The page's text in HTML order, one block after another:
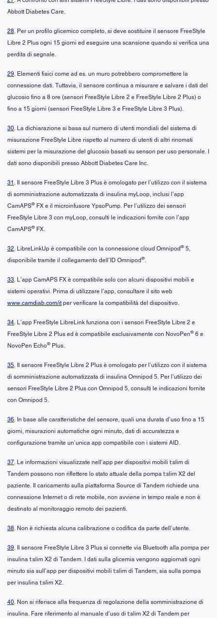
Abbott Diabetes Care.
28. Per un profilo glicemico completo, si deve sostituire il sensore FreeStyle
Libre 2 Plus ogni 15 giorni ed eseguire una scansione quando si verifica una
perdita di segnale.
29. Elementi fisici come ad es. un muro potrebbero compromettere la
connessione dati. Tuttavia, il sensore continua a misurare e salvare i dati del
glucosio fino a 8 ore (sensori FreeStyle Libre 2 e FreeStyle Libre 2 Plus) o
fino a 15 giorni (sensori FreeStyle Libre 3 e FreeStyle Libre 3 Plus).
30. La dichiarazione si basa sul numero di utenti mondiali del sistema di
misurazione FreeStyle Libre rispetto al numero di utenti di altri rinomati
sistemi per la misurazione del glucosio basati su sensori per uso personale. I
dati sono disponibili presso Abbott Diabetes Care Inc.
31 . Il sensore FreeStyle Libre 3 Plus è omologato per l’utilizzo con il sistema
di somministrazione automatizzata di insulina myLoop, inclusi l’app
CamAPS® FX e il microinfusore YpsoPump. Per l’utilizzo dei sensori
FreeStyle Libre 3 con myLoop, consulti le indicazioni fornite con l’app
CamAPS® FX.
32. LibreLinkUp è compatibile con la connessione cloud Omnipod® 5,
disponibile tramite il collegamento dell’ID Omnipod®.
33. L’app CamAPS FX è compatibile solo con alcuni dispositivi mobili e
sistemi operativi. Prima di utilizzare l’app, consultare il sito web
www.camdiab.com/it per verificare la compatibilità del dispositivo.
34. L’app FreeStyle LibreLink funziona con i sensori FreeStyle Libre 2 e
FreeStyle Libre 2 Plus ed è compatibile esclusivamente con NovoPen® 6 e
NovoPen Echo® Plus.
35. Il sensore FreeStyle Libre 2 Plus è omologato per l’utilizzo con il sistema
di somministrazione automatizzata di insulina Omnipod 5. Per l’utilizzo dei
sensori FreeStyle Libre 2 Plus con Omnipod 5, consulti le indicazioni fornite
con Omnipod 5.
36. In base alle caratteristiche del sensore, quali una durata d’uso fino a 15
giorni, misurazioni automatiche ogni minuto, dati di accuratezza e
configurazione tramite un’unica app compatibile con i sistemi AID.
37. Le informazioni visualizzate nell’app per dispositivi mobili t:slim di
Tandem possono non riflettere lo stato attuale della pompa t:slim X2 del
paziente. Il caricamento sulla piattaforma Source di Tandem richiede una
connessione Internet o di rete mobile, non avviene in tempo reale e non è
destinato al monitoraggio remoto dei pazienti.
38. Non è richiesta alcuna calibrazione o codifica da parte dell’utente.
39. Il sensore FreeStyle Libre 3 Plus si connette via Bluetooth alla pompa per
insulina t:slim X2 di Tandem. I dati sulla glicemia vengono aggiornati ogni
minuto sia sull’app per dispositivi mobili t:slim di Tandem, sia sulla pompa
per insulina t:slim X2.
40. Non si riferisce alla frequenza di regolazione della somministrazione di
insulina. Fare riferimento al manuale d’uso di t:slim X2 di Tandem per